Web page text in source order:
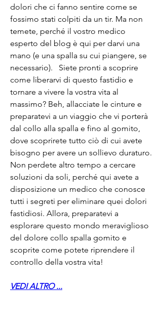
dolori che ci fanno sentire come se
fossimo stati colpiti da un tir. Ma non
temete, perché il vostro medico
esperto del blog è qui per darvi una
mano (e una spalla su cui piangere, se
necessario).   Siete pronti a scoprire
come liberarvi di questo fastidio e
tornare a vivere la vostra vita al
massimo? Beh, allacciate le cinture e
preparatevi a un viaggio che vi porterà
dal collo alla spalla e fino al gomito,
dove scoprirete tutto ciò di cui avete
bisogno per avere un sollievo duraturo.
Non perdete altro tempo a cercare
soluzioni da soli, perché qui avete a
disposizione un medico che conosce
tutti i segreti per eliminare quei dolori
fastidiosi. Allora, preparatevi a
esplorare questo mondo meraviglioso
del dolore collo spalla gomito e
scoprite come potete riprendere il
controllo della vostra vita!
VEDI ALTRO ...